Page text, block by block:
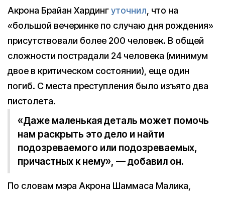
Акрона Брайан Хардингуточнил, что на
«большой вечеринке по случаю дня рождения»
присутствовали более 200 человек. В общей
сложности пострадали 24 человека (минимум
двое в критическом состоянии), еще один
погиб. С места преступления было изъято два
пистолета.
«Даже маленькая деталь может помочь
нам раскрыть это дело и найти
подозреваемого или подозреваемых,
причастных к нему», — добавил он.
По словам мэра Акрона Шаммаса Малика,